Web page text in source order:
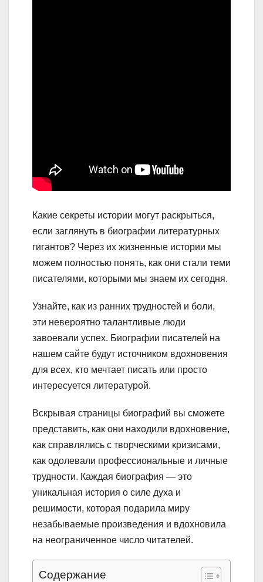
Какие секреты истории могут раскрыться,
если заглянуть в биографии литературных
гигантов? Через их жизненные истории мы
можем полностью понять, как они стали теми
писателями, которыми мы знаем их сегодня.
Узнайте, как из ранних трудностей и боли,
эти невероятно талантливые люди
завоевали успех. Биографии писателей на
нашем сайте будут источником вдохновения
для всех, кто мечтает писать или просто
интересуется литературой.
Вскрывая страницы биографий вы сможете
представить, как они находили вдохновение,
как справлялись с творческими кризисами,
как одолевали профессиональные и личные
трудности. Каждая биография — это
уникальная история о силе духа и
решимости, которая подарила миру
незабываемые произведения и вдохновила
на неограниченное число читателей.
Содержание